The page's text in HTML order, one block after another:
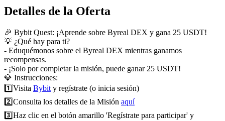
Detalles de la Oferta
🎉 Bybit Quest: ¡Aprende sobre Byreal DEX y gana 25 USDT!
💡 ¿Qué hay para ti?
- Eduquémonos sobre el Byreal DEX mientras ganamos
recompensas.
- ¡Solo por completar la misión, puede ganar 25 USDT!
💎 Instrucciones:
1️⃣Visita Bybit y regístrate (o inicia sesión)
2️⃣Consulta los detalles de la Misión aquí
3️⃣Haz clic en el botón amarillo 'Regístrate para participar' y